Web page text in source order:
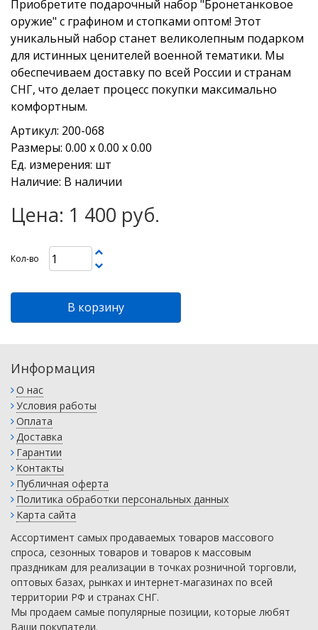
Приобретите подарочный набор "Бронетанковое
оружие" с графином и стопками оптом! Этот
уникальный набор станет великолепным подарком
для истинных ценителей военной тематики. Мы
обеспечиваем доставку по всей России и странам
СНГ, что делает процесс покупки максимально
комфортным.
Артикул: 200-068
Размеры: 0.00 х 0.00 х 0.00
Ед. измерения: шт
Наличие: В наличии
Цена: 1 400 руб.
Кол-во
В корзину
Информация
О нас
Условия работы
Оплата
Доставка
Гарантии
Контакты
Публичная оферта
Политика обработки персональных данных
Карта сайта
Ассортимент самых продаваемых товаров массового
спроса, сезонных товаров и товаров к массовым
праздникам для реализации в точках розничной торговли,
оптовых базах, рынках и интернет-магазинах по всей
территории РФ и странах СНГ.
Мы продаем самые популярные позиции, которые любят
Ваши покупатели.